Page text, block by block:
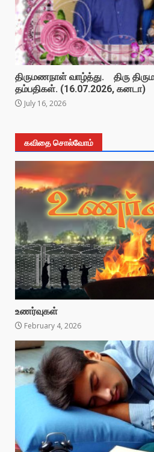
திருமணநாள் வாழ்த்து. திரு
தம்பதிகள். (16.07.2026, கனடா)
July 16, 2026
கவிதை சொல்வோம்
உணர்வுகள்
February 4, 2026